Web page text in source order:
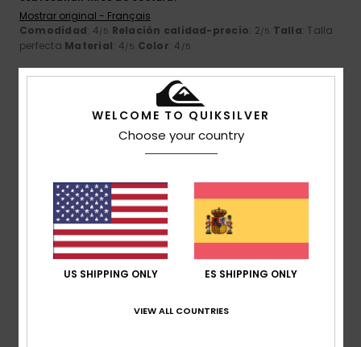
Mostrar original - Français
Comodidad: 4/5 Relación calidad-precio: 2/5 Talla: Talla
perfecta Material: 4/5 Color: 4 /5
2/5
La talla era demasiado pequeña.
Mostrar original - English
Comodidad: 1/5 Relación calidad-precio
Demasiado pequeñoMaterial Color
5
WELCOME TO QUIKSILVER
Choose your country
US SHIPPING ONLY ES SHIPPING ONLY
VIEW ALL COUNTRIES